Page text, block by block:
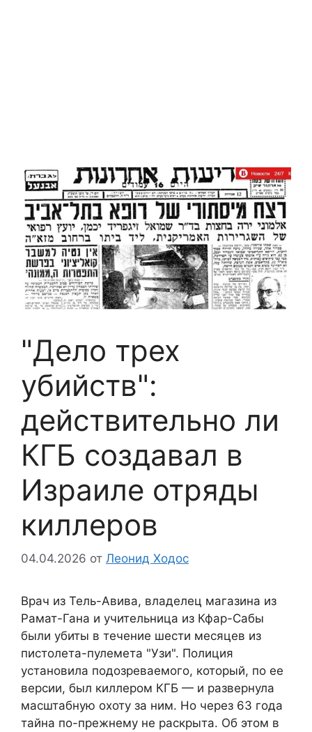
"Дело трех
убийств":
действительно ли
КГБ создавал в
Израиле отряды
киллеров
04.04.2026 от Леонид Ходос
Врач из Тель-Авива, владелец магазина из
Рамат-Гана и учительница из Кфар-Сабы
были убиты в течение шести месяцев из
пистолета-пулемета "Узи". Полиция
установила подозреваемого, который, по ее
версии, был киллером КГБ — и развернула
масштабную охоту за ним. Но через 63 года
тайна по-прежнему не раскрыта. Об этом в